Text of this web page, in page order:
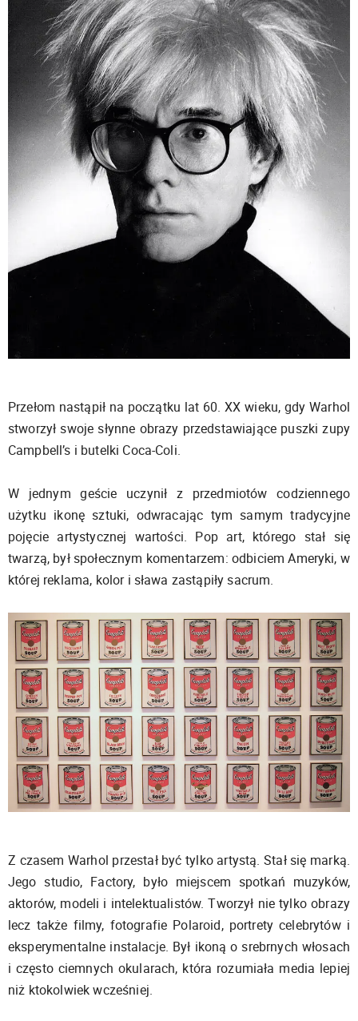
Przełom nastąpił na początku lat 60. XX wieku, gdy Warhol
stworzył swoje słynne obrazy przedstawiające puszki zupy
Campbell’s i butelki Coca-Coli.
W jednym geście uczynił z przedmiotów codziennego
użytku ikonę sztuki, odwracając tym samym tradycyjne
pojęcie artystycznej wartości. Pop art, którego stał się
twarzą, był społecznym komentarzem: odbiciem Ameryki, w
której reklama, kolor i sława zastąpiły sacrum.
Z czasem Warhol przestał być tylko artystą. Stał się marką.
Jego studio, Factory, było miejscem spotkań muzyków,
aktorów, modeli i intelektualistów. Tworzył nie tylko obrazy
lecz także filmy, fotografie Polaroid, portrety celebrytów i
eksperymentalne instalacje. Był ikoną o srebrnych włosach
i często ciemnych okularach, która rozumiała media lepiej
niż ktokolwiek wcześniej.